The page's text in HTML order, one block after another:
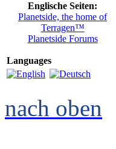
Englische Seiten:
Planetside, the home of
Terragen™
Planetside Forums
Languages
nach oben